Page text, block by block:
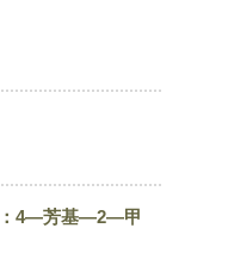
：4—芳基—2—甲